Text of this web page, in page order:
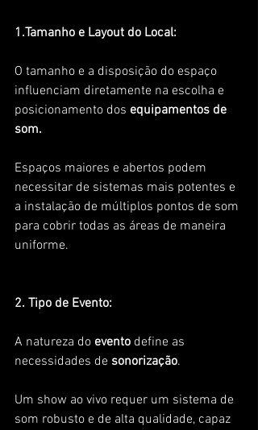
1.Tamanho e Layout do Local:
O tamanho e a disposição do espaço
influenciam diretamente na escolha e
posicionamento dos equipamentos de
som.
Espaços maiores e abertos podem
necessitar de sistemas mais potentes e
a instalação de múltiplos pontos de som
para cobrir todas as áreas de maneira
uniforme.
2. Tipo de Evento:
A natureza do evento define as
necessidades de sonorização.
Um show ao vivo requer um sistema de
som robusto e de alta qualidade, capaz